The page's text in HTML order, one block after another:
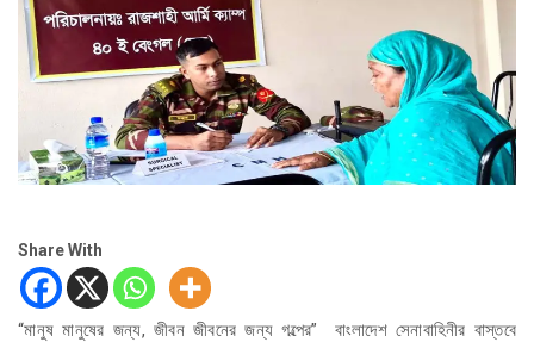
Share With
“মানুষ মানুষের জন্য, জীবন জীবনের জন্য গল্পের” বাংলাদেশ সেনাবাহিনীর বাস্তবে